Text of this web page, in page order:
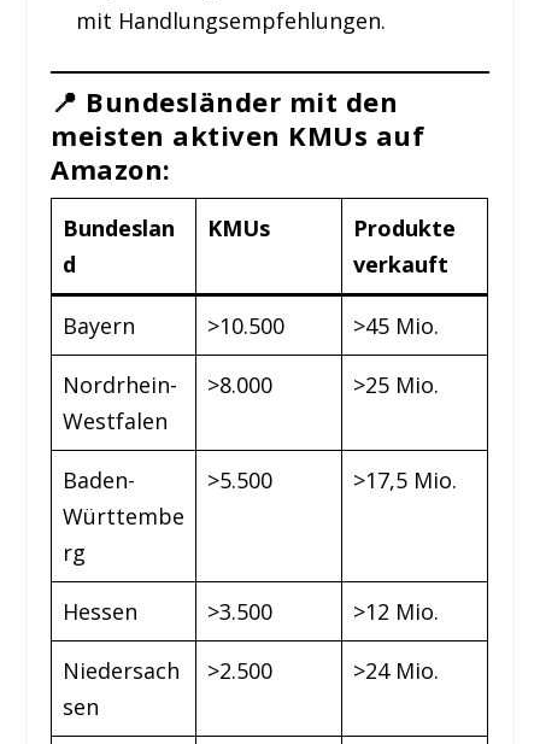
mit Handlungsempfehlungen.
📍 Bundesländer mit den
meisten aktiven KMUs auf
Amazon:
Bundeslan
d
KMUs
Produkte
verkauft
Bayern >10.500 >45 Mio.
Nordrhein-
Westfalen
>8.000 >25 Mio.
Baden-
Württembe
rg
>5.500 >17,5 Mio.
Hessen >3.500 >12 Mio.
Niedersach
sen
>2.500 >24 Mio.